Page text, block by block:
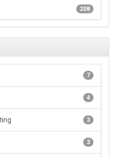
208
7
4
3
3